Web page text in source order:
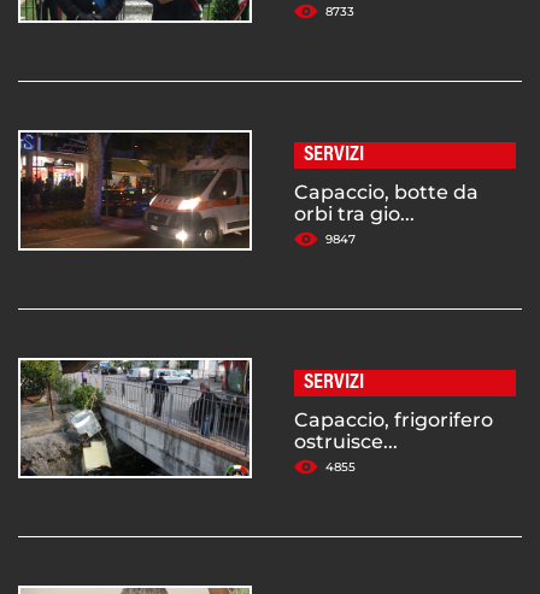
8733
SERVIZI
Capaccio, botte da
orbi tra gio...
9847
SERVIZI
Capaccio, frigorifero
ostruisce...
4855